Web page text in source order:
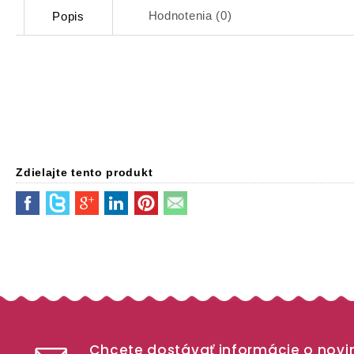
Popis Hodnotenia (0)
Zdielajte tento produkt
Chcete dostávať informácie o